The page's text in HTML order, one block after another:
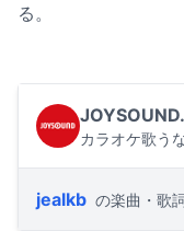
る。
カラオケ歌う
jealkb の楽曲・歌